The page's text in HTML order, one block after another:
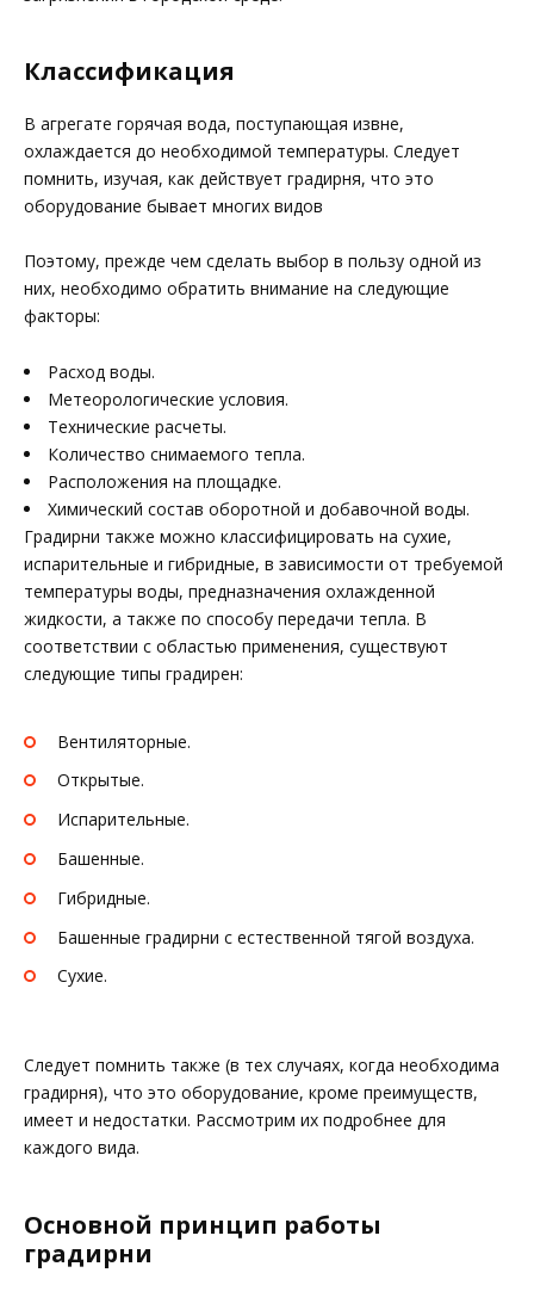
Классификация
В агрегате горячая вода, поступающая извне,
охлаждается до необходимой температуры. Следует
помнить, изучая, как действует градирня, что это
оборудование бывает многих видов
Поэтому, прежде чем сделать выбор в пользу одной из
них, необходимо обратить внимание на следующие
факторы:
Расход воды.
Метеорологические условия.
Технические расчеты.
Количество снимаемого тепла.
Расположения на площадке.
Химический состав оборотной и добавочной воды.
Градирни также можно классифицировать на сухие,
испарительные и гибридные, в зависимости от требуемой
температуры воды, предназначения охлажденной
жидкости, а также по способу передачи тепла. В
соответствии с областью применения, существуют
следующие типы градирен:
Вентиляторные.
Открытые.
Испарительные.
Башенные.
Гибридные.
Башенные градирни с естественной тягой воздуха.
Сухие.
Следует помнить также (в тех случаях, когда необходима
градирня), что это оборудование, кроме преимуществ,
имеет и недостатки. Рассмотрим их подробнее для
каждого вида.
Основной принцип работы
градирни